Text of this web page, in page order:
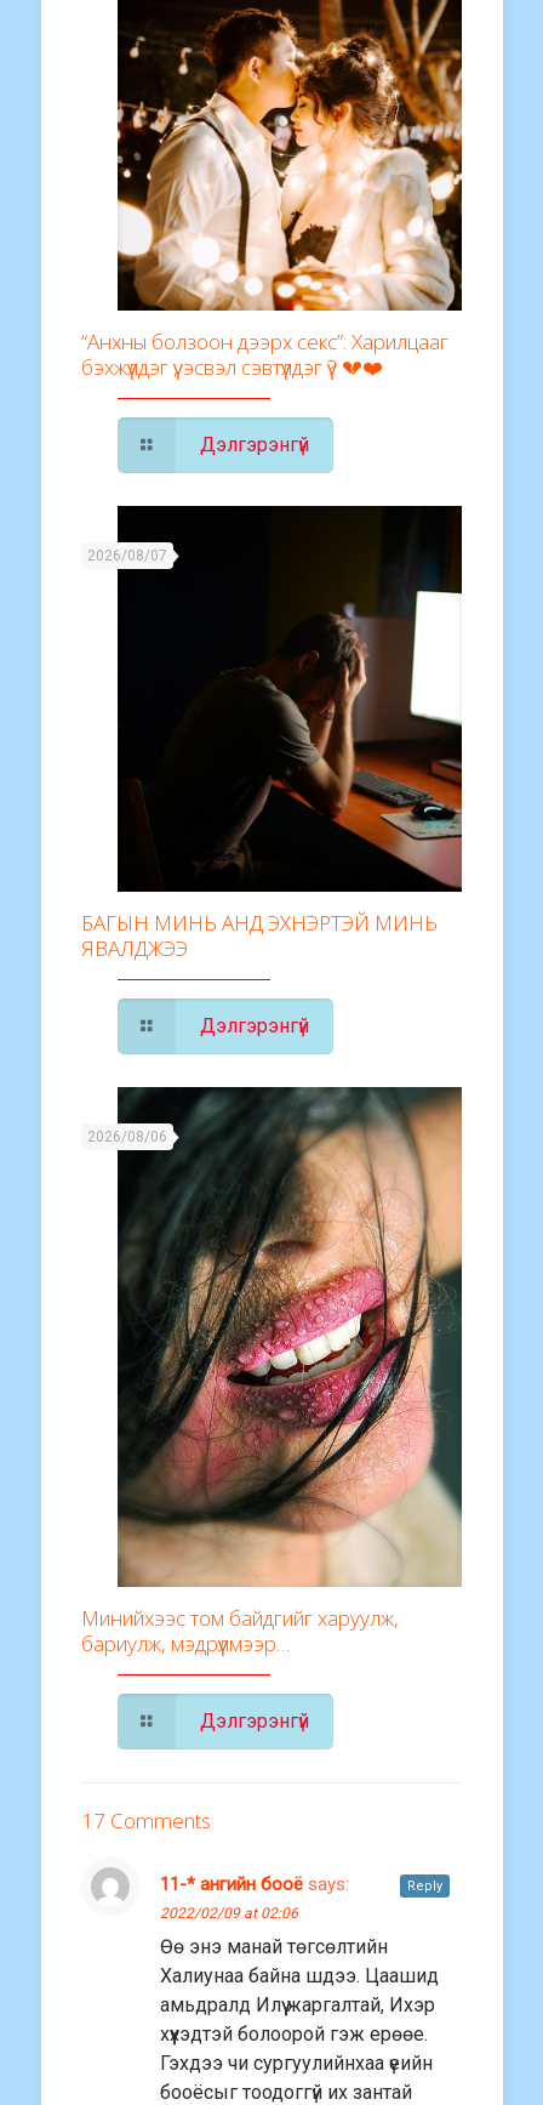
“Анхны болзоон дээрх секс”: Харилцааг
бэхжүүлдэг үү, эсвэл сэвтүүлдэг үү? 💔❤️
Дэлгэрэнгүй
2026/08/07
БАГЫН МИНЬ АНД ЭХНЭРТЭЙ МИНЬ
ЯВАЛДЖЭЭ
Дэлгэрэнгүй
2026/08/06
Минийхээс том байдгийг харуулж,
бариулж, мэдрүүлмээр…
Дэлгэрэнгүй
17 Comments
11-* ангийн бооё says:
2022/02/09 at 02:06
Өө энэ манай төгсөлтийн
Халиунаа байна шдээ. Цаашид
амьдралд Илүү жаргалтай, Ихэр
хүүхэдтэй болоорой гэж ерөөе.
Гэхдээ чи сургуулийнхаа үеийн
бооёсыг тоодоггүй их зантай
Reply